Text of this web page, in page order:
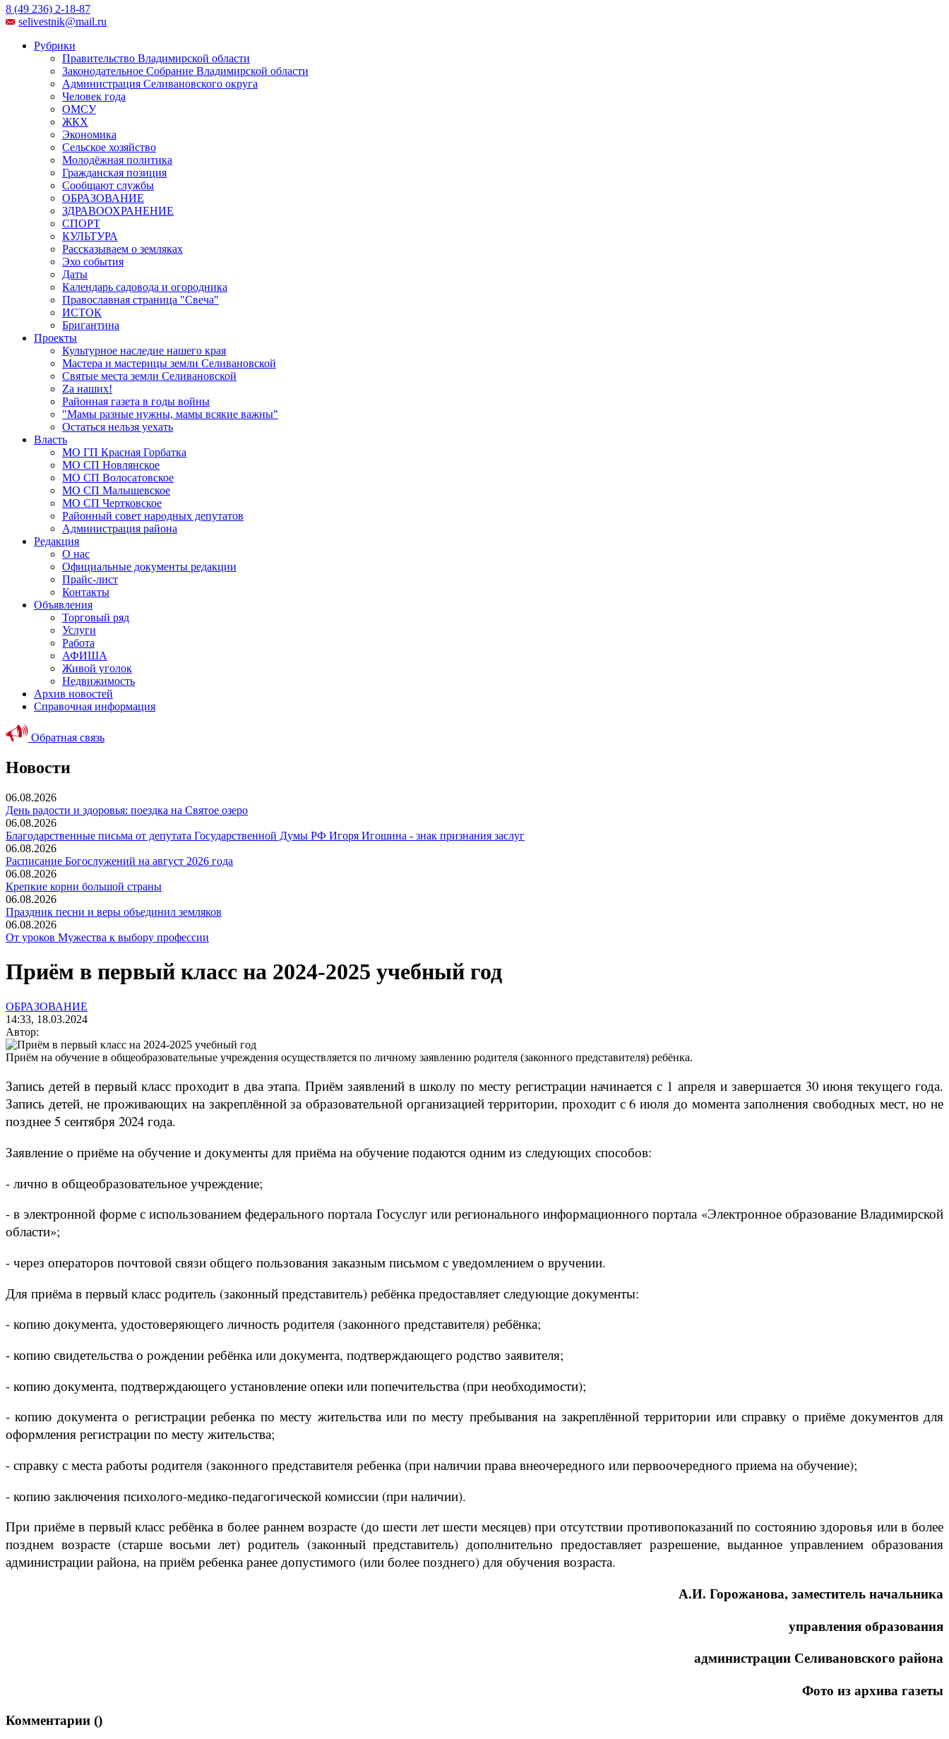
8 (49 236) 2-18-87
selivestnik@mail.ru
Рубрики
Правительство Владимирской области
Законодательное Собрание Владимирской области
Администрация Селивановского округа
Человек года
ОМСУ
ЖКХ
Экономика
Сельское хозяйство
Молодёжная политика
Гражданская позиция
Сообщают службы
ОБРАЗОВАНИЕ
ЗДРАВООХРАНЕНИЕ
СПОРТ
КУЛЬТУРА
Рассказываем о земляках
Эхо события
Даты
Календарь садовода и огородника
Православная страница "Свеча"
ИСТОК
Бригантина
Проекты
Культурное наследие нашего края
Мастера и мастерицы земли Селивановской
Святые места земли Селивановской
Zа наших!
Районная газета в годы войны
"Мамы разные нужны, мамы всякие важны"
Остаться нельзя уехать
Власть
МО ГП Красная Горбатка
МО СП Новлянское
МО СП Волосатовское
МО СП Малышевское
МО СП Чертковское
Районный совет народных депутатов
Администрация района
Редакция
О нас
Официальные документы редакции
Прайс-лист
Контакты
Объявления
Торговый ряд
Услуги
Работа
АФИША
Живой уголок
Недвижимость
Архив новостей
Справочная информация
Обратная связь
Новости
06.08.2026
День радости и здоровья: поездка на Святое озеро
06.08.2026
Благодарственные письма от депутата Государственной Думы РФ Игоря Игошина - знак признания заслуг
06.08.2026
Расписание Богослужений на август 2026 года
06.08.2026
Крепкие корни большой страны
06.08.2026
Праздник песни и веры объединил земляков
06.08.2026
От уроков Мужества к выбору профессии
Приём в первый класс на 2024-2025 учебный год
ОБРАЗОВАНИЕ
14:33, 18.03.2024
Автор:
Приём на обучение в общеобразовательные учреждения осуществляется по личному заявлению родителя (законного представителя) ребёнка.
Запись детей в первый класс проходит в два этапа. Приём заявлений в школу по месту регистрации начинается с 1 апреля и завершается 30 июня текущего года.
Запись детей, не проживающих на закреплённой за образовательной организацией территории, проходит с 6 июля до момента заполнения свободных мест, но не
позднее 5 сентября 2024 года.
Заявление о приёме на обучение и документы для приёма на обучение подаются одним из следующих способов:
- лично в общеобразовательное учреждение;
- в электронной форме с использованием федерального портала Госуслуг или регионального информационного портала «Электронное образование Владимирской
области»;
- через операторов почтовой связи общего пользования заказным письмом с уведомлением о вручении.
Для приёма в первый класс родитель (законный представитель) ребёнка предоставляет следующие документы:
- копию документа, удостоверяющего личность родителя (законного представителя) ребёнка;
- копию свидетельства о рождении ребёнка или документа, подтверждающего родство заявителя;
- копию документа, подтверждающего установление опеки или попечительства (при необходимости);
- копию документа о регистрации ребенка по месту жительства или по месту пребывания на закреплённой территории или справку о приёме документов для
оформления регистрации по месту жительства;
- справку с места работы родителя (законного представителя ребенка (при наличии права внеочередного или первоочередного приема на обучение);
- копию заключения психолого-медико-педагогической комиссии (при наличии).
При приёме в первый класс ребёнка в более раннем возрасте (до шести лет шести месяцев) при отсутствии противопоказаний по состоянию здоровья или в более
позднем возрасте (старше восьми лет) родитель (законный представитель) дополнительно предоставляет разрешение, выданное управлением образования
администрации района, на приём ребенка ранее допустимого (или более позднего) для обучения возраста.
А.И. Горожанова, заместитель начальника
управления образования
администрации Селивановского района
Фото из архива газеты
Комментарии ()